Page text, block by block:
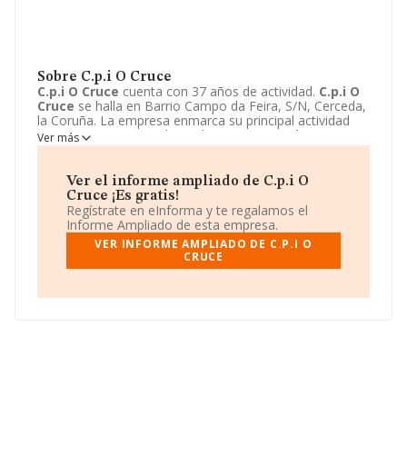
Sobre C.p.i O Cruce
C.p.i O Cruce cuenta con 37 años de actividad. C.p.i O
Cruce se halla en Barrio Campo da Feira, S/N, Cerceda,
la Coruña. La empresa enmarca su principal actividad
CNAE como 8520 - Educación primaria.
C.p.i O Cruce
toma la forma jurídica de Otros organismos públicos.
podrá encontrar más información acerca de la empresa
C.p.i O Cruce.
Ver más
Ver el informe ampliado de C.p.i O
Cruce ¡Es gratis!
Regístrate en eInforma y te regalamos el
Informe Ampliado de esta empresa.
VER INFORME AMPLIADO DE C.P.I O
CRUCE